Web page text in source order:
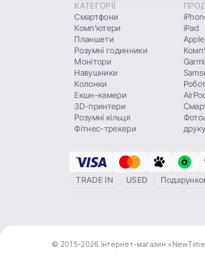
КАТЕГОРІЇ
Смартфони
Комп'ютери
Планшети
Розумні годинники
Монітори
Навушники
Колонки
Екшн-камери
3D-принтери
Розумні кільця
Фітнес-трекери
iPad
друку
TRADE IN USED
© 2015-2026 Інтернет-магазин